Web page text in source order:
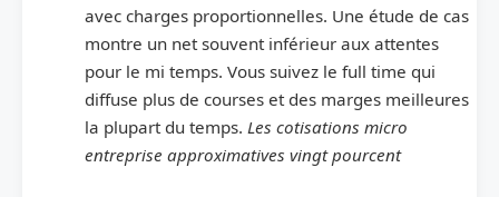
avec charges proportionnelles. Une étude de cas
montre un net souvent inférieur aux attentes
pour le mi temps. Vous suivez le full time qui
diffuse plus de courses et des marges meilleures
la plupart du temps. Les cotisations micro
entreprise approximatives vingt pourcent